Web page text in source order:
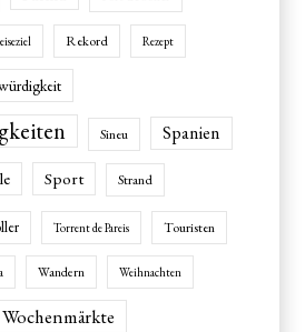
Rekord Rezept
Sineu Spanien
Sport Strand
Torrent de Pareis Touristen
Wandern Weihnachten
Wochenmärkte